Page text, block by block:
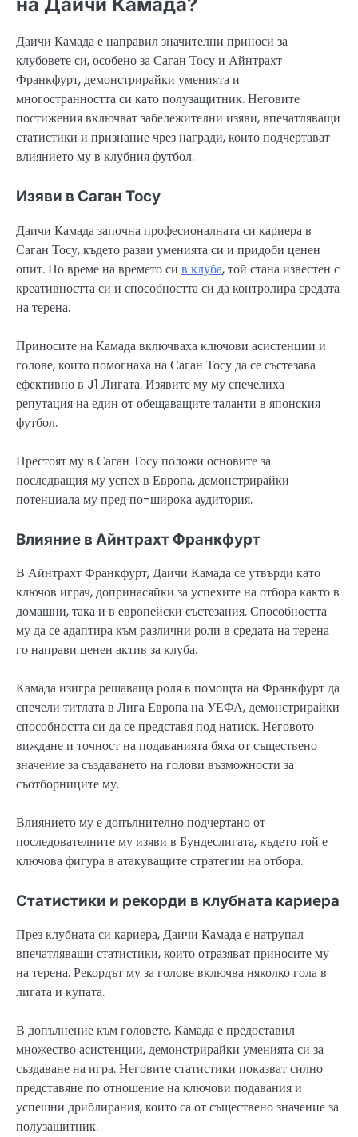
Даичи Камада е направил значителни приноси за
клубовете си, особено за Саган Тосу и Айнтрахт
Франкфурт, демонстрирайки уменията и
многостранността си като полузащитник. Неговите
постижения включват забележителни изяви, впечатляващи
статистики и признание чрез награди, които подчертават
влиянието му в клубния футбол.
Изяви в Саган Тосу
Даичи Камада започна професионалната си кариера в
Саган Тосу, където разви уменията си и придоби ценен
опит. По време на времето си в клуба, той стана известен с
креативността си и способността си да контролира средата
на терена.
Приносите на Камада включваха ключови асистенции и
голове, които помогнаха на Саган Тосу да се състезава
ефективно в J1 Лигата. Изявите му му спечелиха
репутация на един от обещаващите таланти в японския
футбол.
Престоят му в Саган Тосу положи основите за
последващия му успех в Европа, демонстрирайки
потенциала му пред по-широка аудитория.
Влияние в Айнтрахт Франкфурт
В Айнтрахт Франкфурт, Даичи Камада се утвърди като
ключов играч, допринасяйки за успехите на отбора както в
домашни, така и в европейски състезания. Способността
му да се адаптира към различни роли в средата на терена
го направи ценен актив за клуба.
Камада изигра решаваща роля в помощта на Франкфурт да
спечели титлата в Лига Европа на УЕФА, демонстрирайки
способността си да се представя под натиск. Неговото
виждане и точност на подаванията бяха от съществено
значение за създаването на голови възможности за
съотборниците му.
Влиянието му е допълнително подчертано от
последователните му изяви в Бундеслигата, където той е
ключова фигура в атакуващите стратегии на отбора.
Статистики и рекорди в клубната кариера
През клубната си кариера, Даичи Камада е натрупал
впечатляващи статистики, които отразяват приносите му
на терена. Рекордът му за голове включва няколко гола в
лигата и купата.
В допълнение към головете, Камада е предоставил
множество асистенции, демонстрирайки уменията си за
създаване на игра. Неговите статистики показват силно
представяне по отношение на ключови подавания и
успешни дриблирания, които са от съществено значение за
полузащитник.